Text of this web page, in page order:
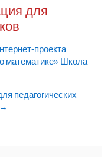
для
проекта
математике» Школа
педагогических